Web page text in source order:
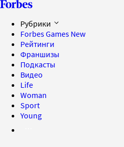
Рубрики
Forbes Games New
Рейтинги
Франшизы
Подкасты
Видео
Life
Woman
Sport
Young